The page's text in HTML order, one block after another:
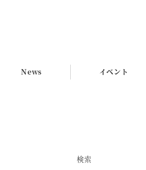
News イベント
検索